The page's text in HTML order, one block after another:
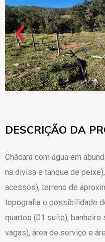
DESCRIÇÃO DA
Chácara com água em
na divisa e tanque de
acessos), terreno de
topografia e possibilidade
quartos (01 suíte), banheiro
vagas), área de serviço e